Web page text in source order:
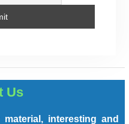
Us
interesting and